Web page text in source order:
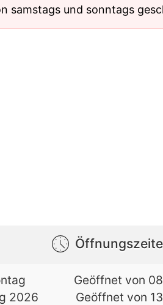
samstags und sonntags
2026
Geöffnet von
Geöffnet von